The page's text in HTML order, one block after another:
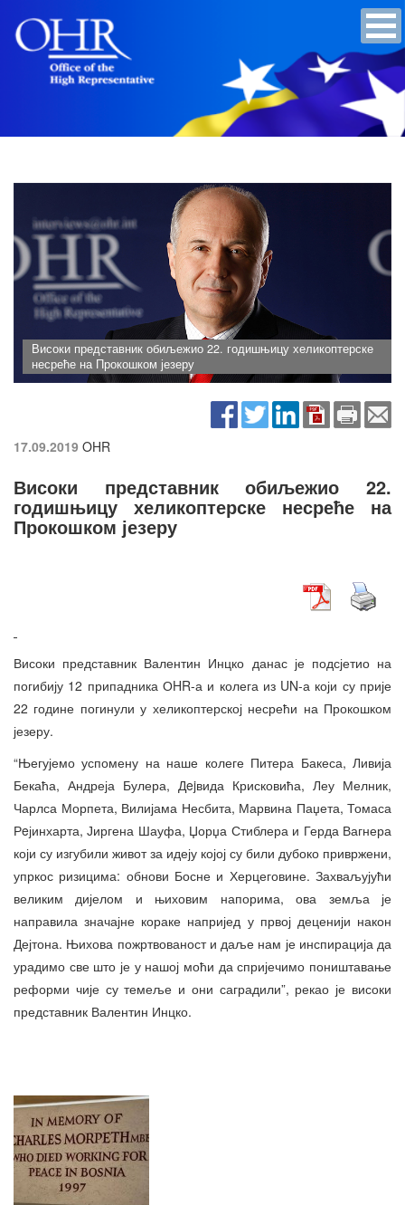
Високи представник обиљежио 22. годишњицу хеликоптерске
несреће на Прокошком језеру
17.09.2019 OHR
Високи представник обиљежио 22.
годишњицу хеликоптерске несреће на
Прокошком језеру
Високи представник Валентин Инцко данас је подсјетио на
погибију 12 припадника ОHR-а и колега из UN-а који су прије
22 године погинули у хеликоптерској несрећи на Прокошком
језеру.
“Његујемо успомену на наше колеге Питера Бакеса, Ливија
Бекаћа, Андреја Булера, Дejвида Крисковића, Леу Мелник,
Чарлса Морпета, Вилијама Несбита, Марвина Паџета, Томаса
Рeјинхарта, Јиргена Шауфа, Џорџа Стиблера и Герда Вагнера
који су изгубили живот за идеју којој су били дубоко привржени,
упркос ризицима: обнови Босне и Херцеговине. Захваљујући
великим дијелом и њиховим напорима, ова земља је
направила значајне кораке напријед у првој деценији након
Дејтона. Њихова пожртвованост и даље нам је инспирација да
урадимо све што је у нашој моћи да спријечимо поништавање
реформи чије су темеље и они саградили”, рекао је високи
представник Валентин Инцко.